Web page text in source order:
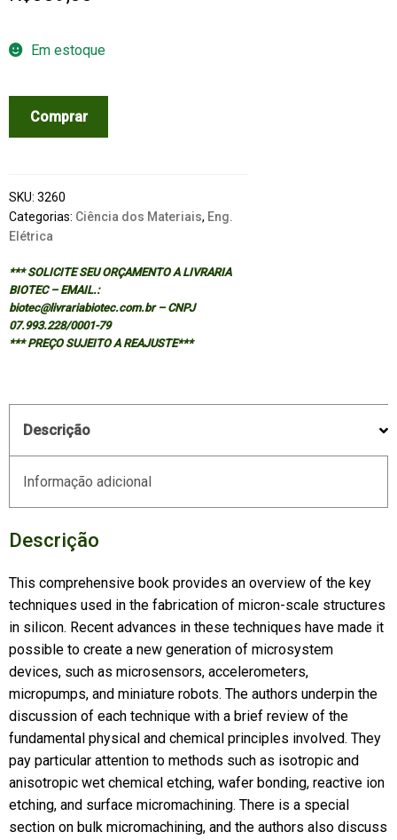
Em estoque
MICROMACHINING
Comprar
SKU: 3260
Categorias: Ciência dos Materiais, Eng.
Elétrica
*** SOLICITE SEU ORÇAMENTO A LIVRARIA
BIOTEC – EMAIL.:
biotec@livrariabiotec.com.br – CNPJ
07.993.228/0001-79
*** PREÇO SUJEITO A REAJUSTE***
Descrição
Informação adicional
Descrição
This comprehensive book provides an overview of the key
techniques used in the fabrication of micron-scale structures
in silicon. Recent advances in these techniques have made it
possible to create a new generation of microsystem
devices, such as microsensors, accelerometers,
micropumps, and miniature robots. The authors underpin the
discussion of each technique with a brief review of the
fundamental physical and chemical principles involved. They
pay particular attention to methods such as isotropic and
anisotropic wet chemical etching, wafer bonding, reactive ion
etching, and surface micromachining. There is a special
section on bulk micromachining, and the authors also discuss